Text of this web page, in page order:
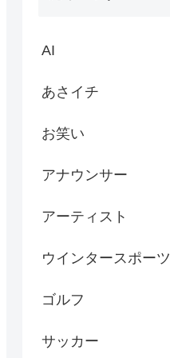
AI
あさイチ
お笑い
アナウンサー
アーティスト
ウインタースポーツ
ゴルフ
サッカー